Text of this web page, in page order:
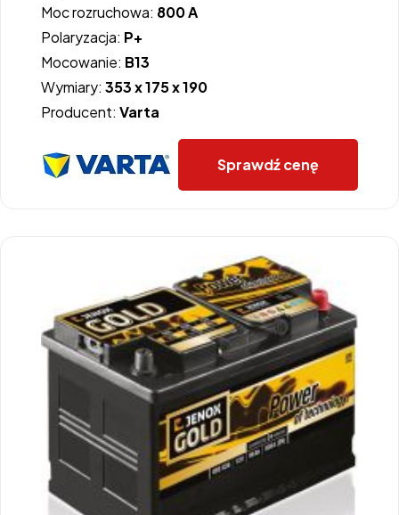
Moc rozruchowa: 800 A
Polaryzacja: P+
Mocowanie: B13
Wymiary: 353 x 175 x 190
Producent: Varta
Sprawdź cenę